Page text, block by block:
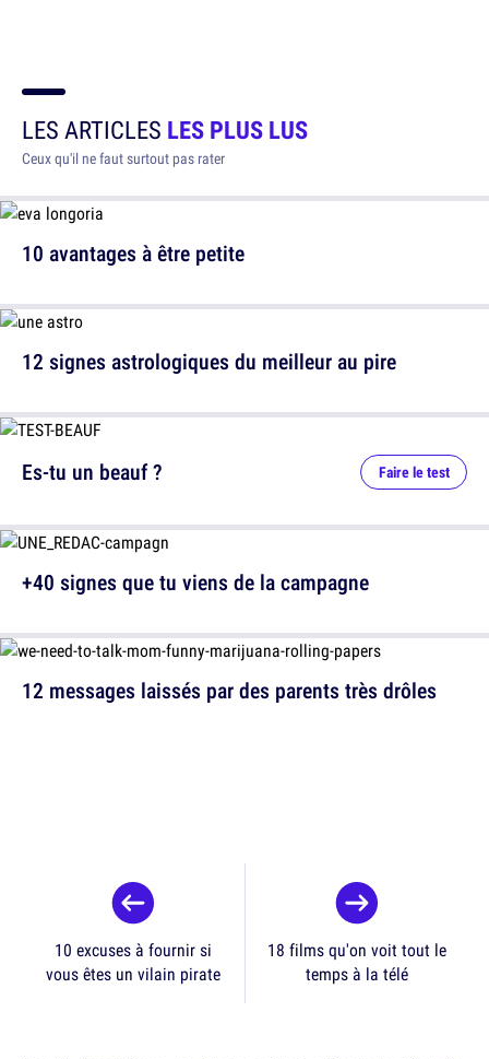
LES ARTICLES LES PLUS LUS
Ceux qu'il ne faut surtout pas rater
10 avantages à être petite
12 signes astrologiques du meilleur au pire
12 messages laissés par des parents très drôles
Es-tu un beauf ? Faire le test
+40 signes que tu viens de la campagne
10 excuses à fournir si
vous êtes un vilain pirate
18 films qu'on voit tout le
temps à la télé